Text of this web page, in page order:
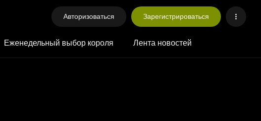
Авторизоваться Зарегистрироваться
Еженедельный выбор короля Лента новостей